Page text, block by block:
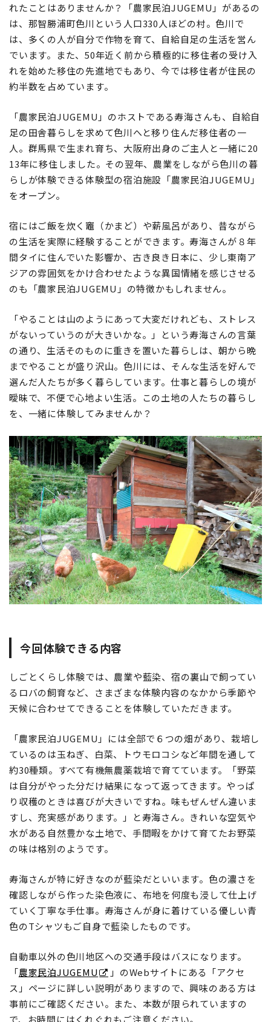
れたことはありませんか？「農家民泊JUGEMU」があるの
は、那智勝浦町色川という人口330人ほどの村。色川で
は、多くの人が自分で作物を育て、自給自足の生活を営ん
でいます。また、50年近く前から積極的に移住者の受け入
れを始めた移住の先進地でもあり、今では移住者が住民の
約半数を占めています。
「農家民泊JUGEMU」のホストである寿海さんも、自給自
足の田舎暮らしを求めて色川へと移り住んだ移住者の一
人。群馬県で生まれ育ち、大阪府出身のご主人と一緒に20
13年に移住しました。その翌年、農業をしながら色川の暮
らしが体験できる体験型の宿泊施設「農家民泊JUGEMU」
をオープン。
宿にはご飯を炊く竈（かまど）や薪風呂があり、昔ながら
の生活を実際に経験することができます。寿海さんが８年
間タイに住んでいた影響か、古き良き日本に、少し東南ア
ジアの雰囲気をかけ合わせたような異国情緒を感じさせる
のも「農家民泊JUGEMU」の特徴かもしれません。
「やることは山のようにあって大変だけれども、ストレス
がないっていうのが大きいかな。」という寿海さんの言葉
の通り、生活そのものに重きを置いた暮らしは、朝から晩
までやることが盛り沢山。色川には、そんな生活を好んで
選んだ人たちが多く暮らしています。仕事と暮らしの境が
曖昧で、不便で心地よい生活。この土地の人たちの暮らし
を、一緒に体験してみませんか？
今回体験できる内容
しごとくらし体験では、農業や藍染、宿の裏山で飼ってい
るロバの飼育など、さまざまな体験内容のなかから季節や
天候に合わせてできることを体験していただきます。
「農家民泊JUGEMU」には全部で６つの畑があり、栽培し
ているのは玉ねぎ、白菜、トウモロコシなど年間を通して
約30種類。すべて有機無農薬栽培で育てています。「野菜
は自分がやった分だけ結果になって返ってきます。やっぱ
り収穫のときは喜びが大きいですね。味もぜんぜん違いま
すし、充実感があります。」と寿海さん。きれいな空気や
水がある自然豊かな土地で、手間暇をかけて育てたお野菜
の味は格別のようです。
寿海さんが特に好きなのが藍染だといいます。色の濃さを
確認しながら作った染色液に、布地を何度も浸して仕上げ
ていく丁寧な手仕事。寿海さんが身に着けている優しい青
色のTシャツもご自身で藍染したものです。
自動車以外の色川地区への交通手段はバスになります。
「農家民泊JUGEMU
」のWebサイトにある「アクセ
ス」ページに詳しい説明がありますので、興味のある方は
事前にご確認ください。また、本数が限られていますの
で、お時間にはくれぐれもご注意ください。